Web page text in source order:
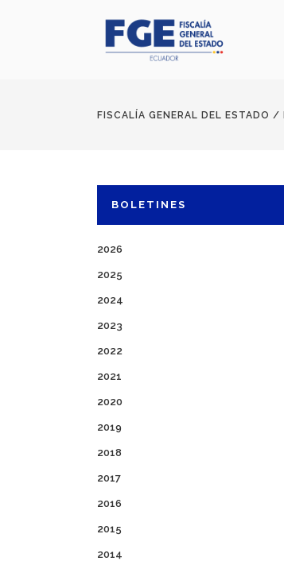
FISCALÍA GENERAL DEL ESTADO /
BOLETINES
2026
2025
2024
2023
2022
2021
2020
2019
2018
2017
2016
2015
2014